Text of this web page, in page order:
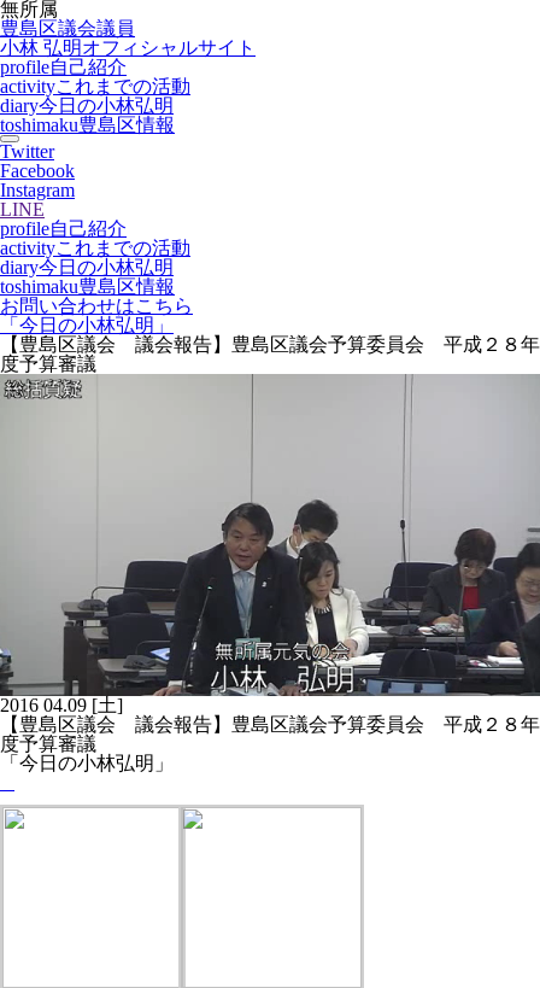
無所属
豊島区議会議員
小林 弘明オフィシャルサイト
profile自己紹介
activityこれまでの活動
diary今日の小林弘明
toshimaku豊島区情報
Twitter
Facebook
Instagram
LINE
profile自己紹介
activityこれまでの活動
diary今日の小林弘明
toshimaku豊島区情報
お問い合わせはこちら
「今日の小林弘明」
【豊島区議会 議会報告】豊島区議会予算委員会 平成２８年
度予算審議
2016 04.09 [土]
【豊島区議会 議会報告】豊島区議会予算委員会 平成２８年
度予算審議
「今日の小林弘明」